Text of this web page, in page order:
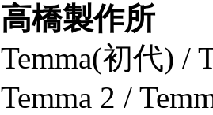
高橋製作所
Temma(初代) /
Temma 2 /